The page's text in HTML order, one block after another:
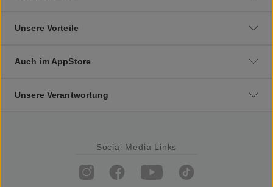
Unsere Vorteile
Auch im AppStore
Unsere Verantwortung
Social Media Links